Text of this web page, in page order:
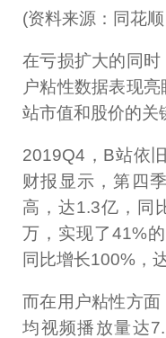
(资料来源：同花
在亏损扩大的同
户粘性数据表现
站市值和股价的关
2019Q4，B站依
财报显示，第四
高，达1.3亿，同
万，实现了41%
同比增长100%，
而在用户粘性方面
均视频播放量达